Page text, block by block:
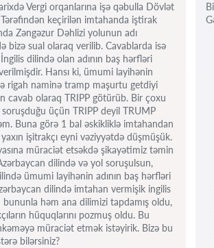
Vergi orqanlarına işə qəbulla Dövlət
keçirilən imtahanda iştirak
Zəngəzur Dəhlizi yolunun adı
bizə sual olaraq verilib. Cavablarda isə
dilində olan adının baş hərfləri
Hansı ki, ümumi layihənin
rigah naminə tramp maşurtu getdiyi
cavab olaraq TRIPP götürüb. Bir çoxu
üçün TRIPP deyil TRUMP
Buna görə 1 bal əskikliklə imtahandan
işitrakçı eyni vəziyyətdə düşmüşük.
müraciət etsəkdə şikayətimiz təmin
dilində və yol soruşulsun,
ümumi layihənin adının baş hərfləri
dilində imtahan vermişik ingilis
həm ana dilimizi tapdamış oldu,
hüquqlarını pozmuş oldu. Bu
müraciət etmək istəyirik. Bizə bu
bilərsiniz?